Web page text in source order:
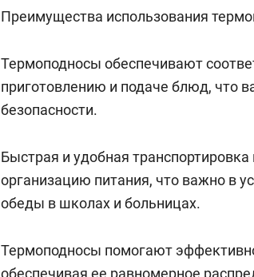
Преимущества использования
Термоподносы обеспечивают
приготовлению и подаче блюд, что
безопасности.
Быстрая и удобная
организацию питания, что важно в
обеды в школах и больницах.
Термоподносы помогают
обеспечивая ее равномерное